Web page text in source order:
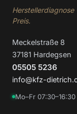
Preis.
Meckelstraße 8
37181 Hardegsen
05505 5236
info@kfz-
Mo–Fr